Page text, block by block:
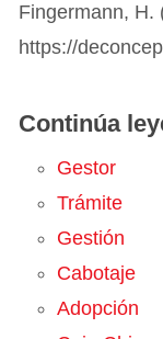
Fingermann, H.
https://
Continúa
Gestor
Trámite
Gestión
Cabotaje
Adopción